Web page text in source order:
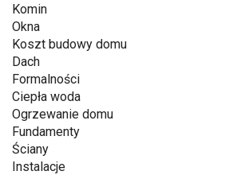
Komin
Okna
Koszt budowy domu
Dach
Formalności
Ciepła woda
Ogrzewanie domu
Fundamenty
Ściany
Instalacje